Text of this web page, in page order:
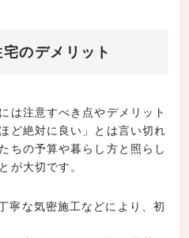
のデメリット
は注意すべき点やデメリット
ど絶対に良い」とは言い切れ
ちの予算や暮らし方と照らし
が大切です。
寧な気密施工などにより、初